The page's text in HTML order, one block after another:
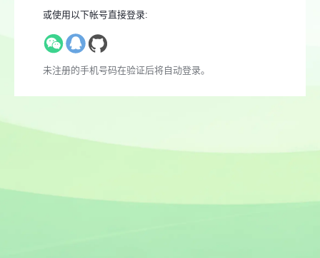
或使用以下帐号直接登录:
未注册的手机号码在验证后将自动登录。